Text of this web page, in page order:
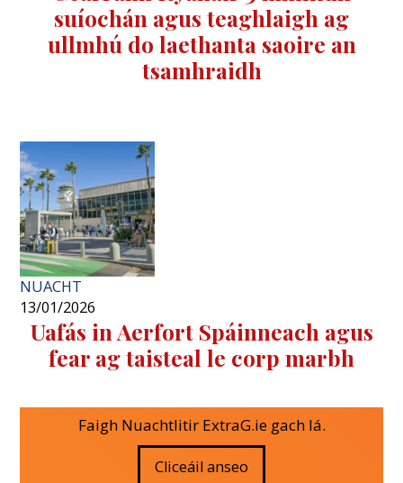
suíochán agus teaghlaigh ag
ullmhú do laethanta saoire an
tsamhraidh
NUACHT
13/01/2026
Uafás in Aerfort Spáinneach agus
fear ag taisteal le corp marbh
Faigh Nuachtlitir ExtraG.ie gach lá.
Cliceáil anseo